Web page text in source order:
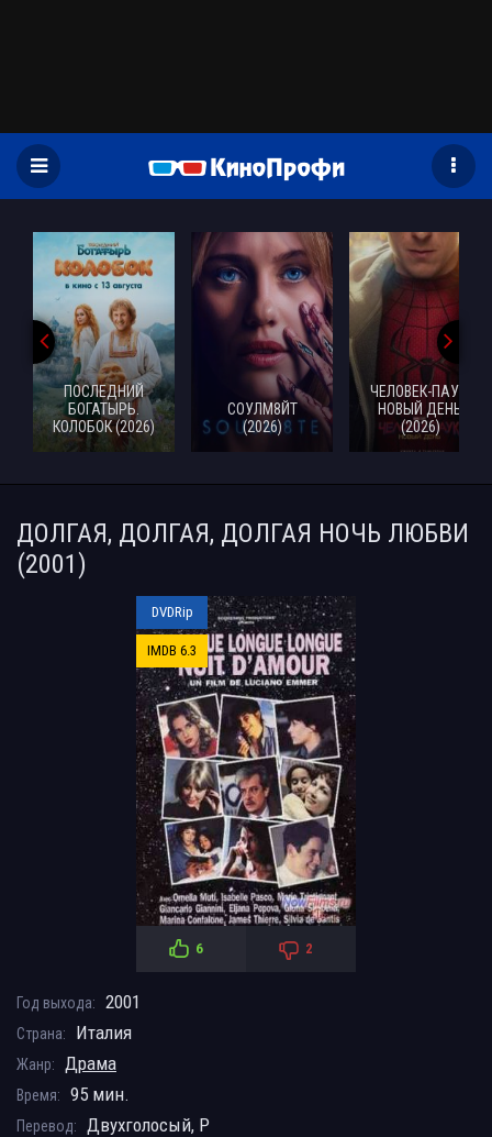
ПОСЛЕДНИЙ
БОГАТЫРЬ.
КОЛОБОК (2026)
СОУЛМ8ЙТ
(2026)
ЧЕЛОВЕК-ПАУК:
НОВЫЙ ДЕНЬ
(2026)
ДОЛГАЯ, ДОЛГАЯ, ДОЛГАЯ НОЧЬ ЛЮБВИ
(2001)
DVDRip
IMDB 6.3
6 2
Год выхода: 2001
Страна: Италия
Жанр: Драма
Время: 95 мин.
Перевод: Двухголосый, P